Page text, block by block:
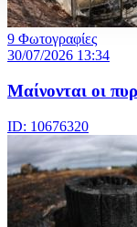
9 Φωτογραφίες
30/07/2026 13:34
Μαίνονται οι
ID: 10676320